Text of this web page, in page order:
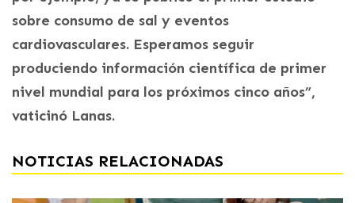
sobre consumo de sal y eventos
cardiovasculares. Esperamos seguir
produciendo información científica de primer
nivel mundial para los próximos cinco años”,
vaticinó Lanas.
NOTICIAS RELACIONADAS